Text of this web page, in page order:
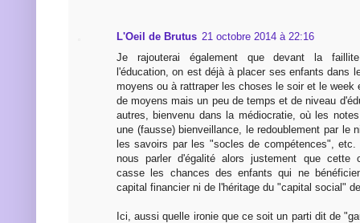
L'Oeil de Brutus 21 octobre 2014 à 22:16
Je rajouterai également que devant la
l'éducation, on est déjà à placer ses enfants dans
moyens ou à rattraper les choses le soir et le week
de moyens mais un peu de temps et de niveau
autres, bienvenu dans la médiocratie, où les
une (fausse) bienveillance, le redoublement par le
les savoirs par les "socles de compétences",
nous parler d'égalité alors justement que cette
casse les chances des enfants qui ne
capital financier ni de l'héritage du "capital social"
Ici, aussi quelle ironie que ce soit un parti dit de